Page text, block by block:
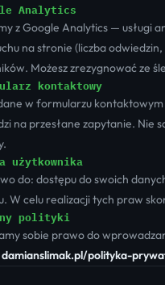
Analytics
z Google Analytics — usługi
na stronie (liczba
Możesz zrezygnować ze
kontaktowy
w formularzu
na przesłane zapytanie. Nie
użytkownika
do: dostępu do swoich
W celu realizacji tych praw
polityki
sobie prawo do
damianslimak.pl/polityka-